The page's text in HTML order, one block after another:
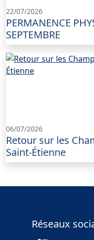
22/07/2026
PERMANENCE
SEPTEMBRE
06/07/2026
Retour sur les
Saint-Étienne
Réseaux